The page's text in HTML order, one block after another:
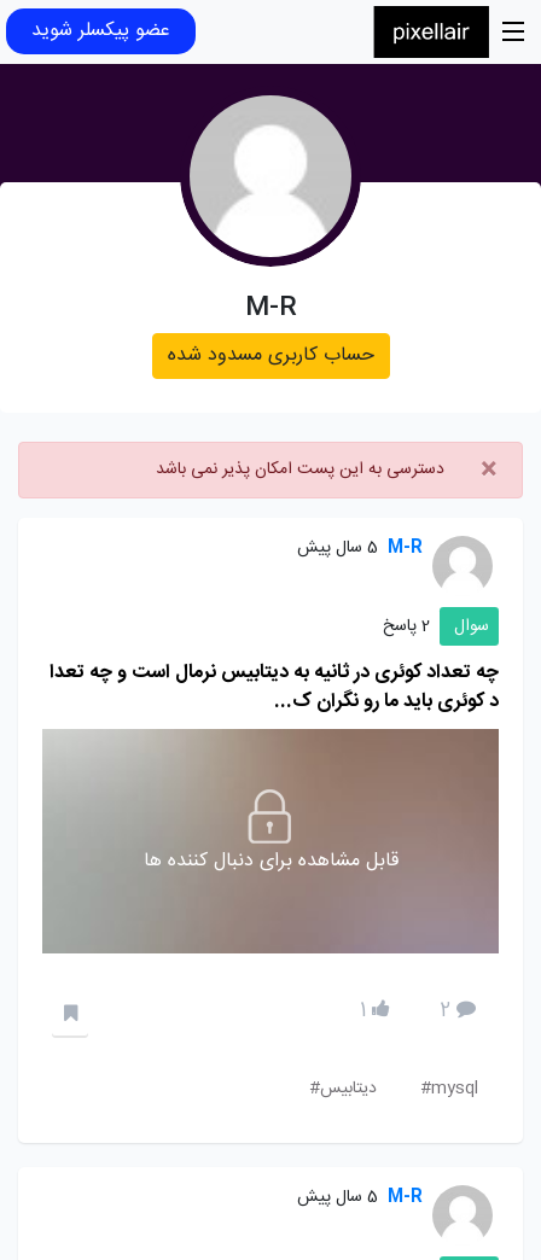
عضو پیکسلر شوید
M-R
حساب کاربری مسدود شده
× دسترسی به این پست امکان پذیر نمی باشد
M-R 5 سال پیش
سوال 2 پاسخ
چه تعداد کوئری در ثانیه به دیتابیس نرمال است و چه تعدا
د کوئری باید ما رو نگران ک...
قابل مشاهده برای دنبال کننده ها
2
1
mysql# دیتابیس#
M-R 5 سال پیش